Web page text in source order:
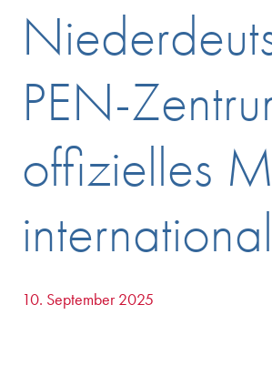
PEN-
offizielles
10. September 2025